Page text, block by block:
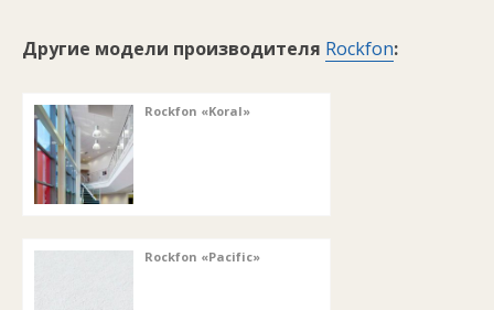
Другие модели производителя Rockfon:
Rockfon «Koral»
Rockfon «Pacific»